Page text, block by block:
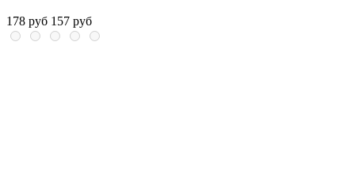
178 руб 157 руб